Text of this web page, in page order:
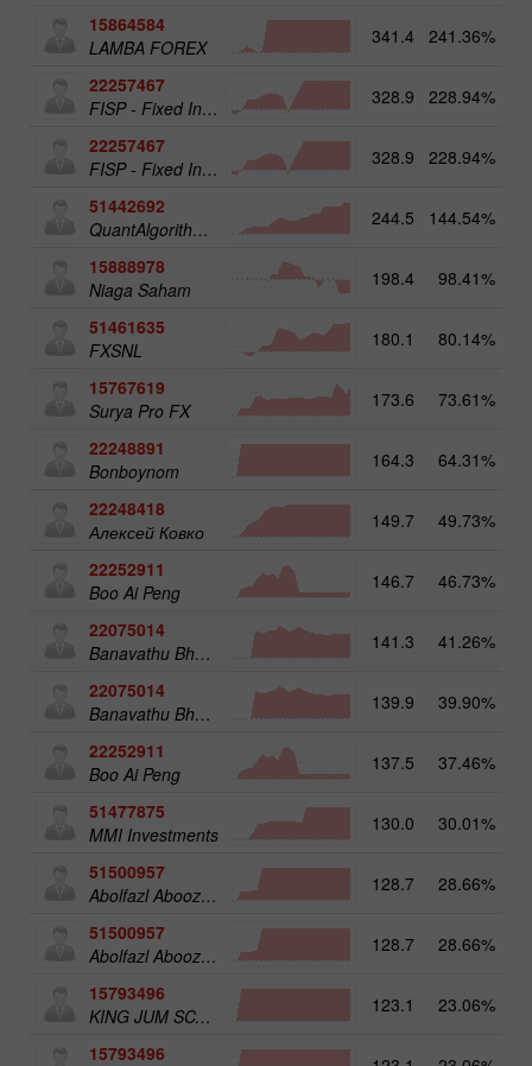
15864584
LAMBA FOREX
341.4 241.36%
22257467
FISP - Fixed Income Structured Product
328.9 228.94%
22257467
FISP - Fixed Income Structured Product
328.9 228.94%
51442692
QuantAlgorithms Gold Plus
244.5 144.54%
15888978
Niaga Saham
198.4 98.41%
51461635
FXSNL
180.1 80.14%
15767619
Surya Pro FX
173.6 73.61%
22248891
Bonboynom
164.3 64.31%
22248418
Алексей Ковко
149.7 49.73%
22252911
Boo Ai Peng
146.7 46.73%
22075014
Banavathu Bharan Kumar
141.3 41.26%
22075014
Banavathu Bharan Kumar
139.9 39.90%
22252911
Boo Ai Peng
137.5 37.46%
51477875
MMI Investments
130.0 30.01%
51500957
Abolfazl Aboozadeh Gatabi
128.7 28.66%
51500957
Abolfazl Aboozadeh Gatabi
128.7 28.66%
15793496
KING JUM SCALPER
123.1 23.06%
15793496